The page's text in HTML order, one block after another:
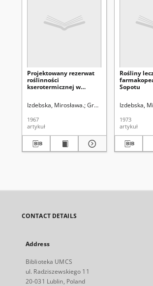
Projektowany rezerwat
roślinności
kserotermicznej w
Izdebska, Mirosława. Grzycki, Stanisław
1967
artykuł
Rośliny
Sopotu
Izdebska,
1973
artykuł
CONTACT DETAILS
Address
Biblioteka UMCS
ul. Radziszewskiego 11
20-031 Lublin, Poland